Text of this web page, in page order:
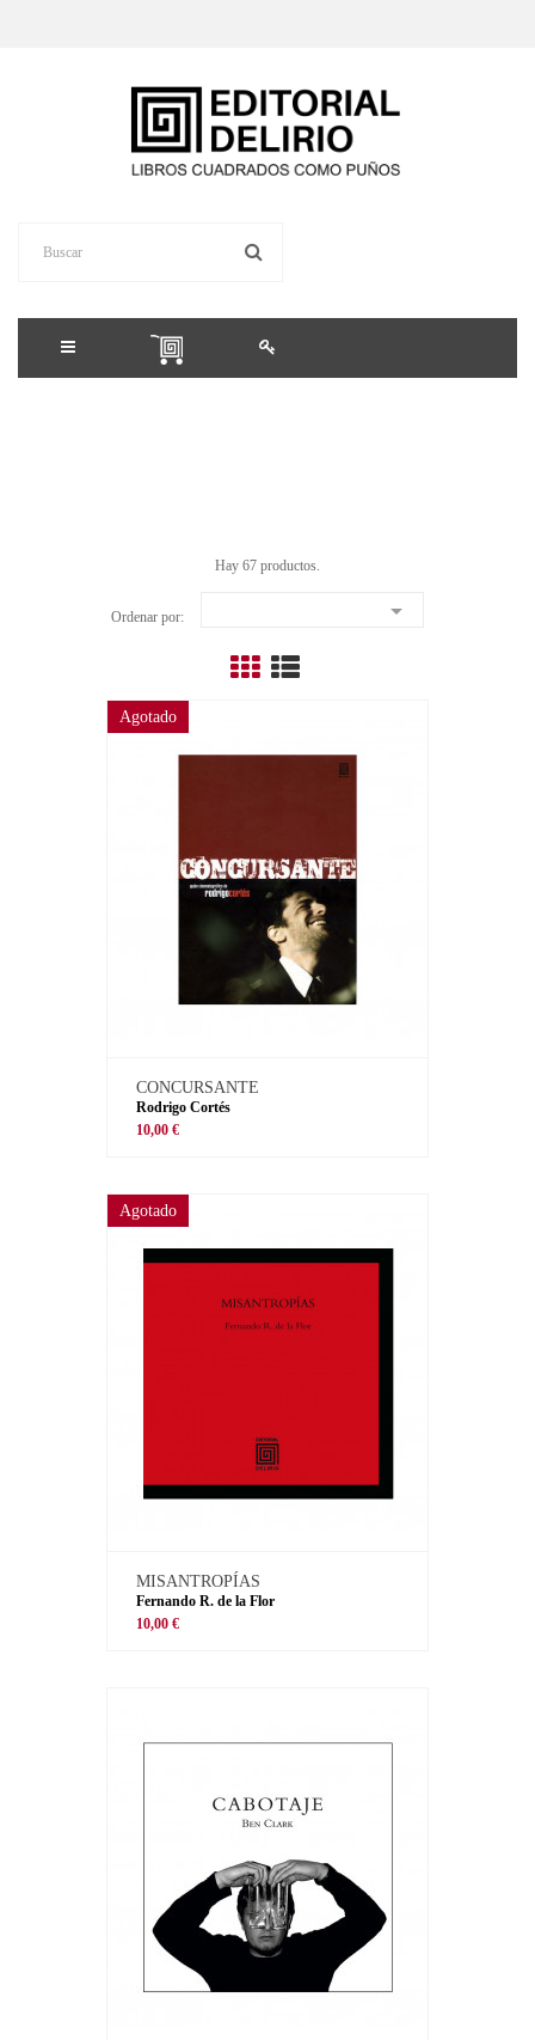
Hay 67 productos.
Ordenar por: 
Agotado
CONCURSANTE
Rodrigo Cortés
10,00 €
Agotado
MISANTROPÍAS
Fernando R. de la Flor
10,00 €